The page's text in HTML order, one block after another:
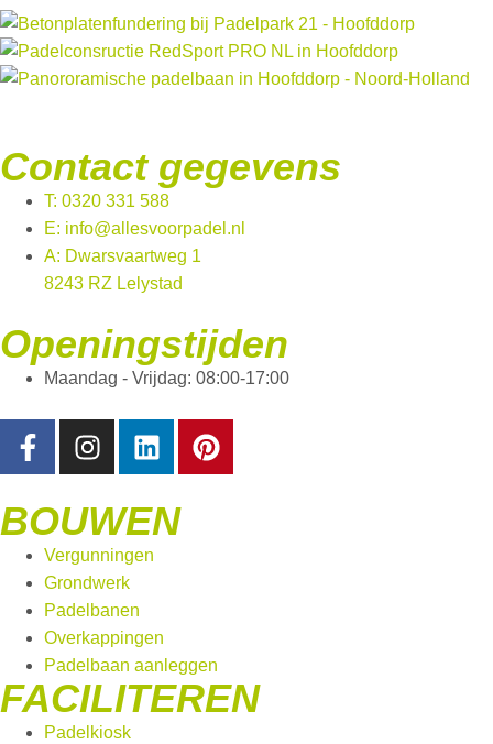
Contact gegevens
T: 0320 331 588
E: info@allesvoorpadel.nl
A: Dwarsvaartweg 1
8243 RZ Lelystad
Openingstijden
Maandag - Vrijdag: 08:00-17:00
BOUWEN
Vergunningen
Grondwerk
Padelbanen
Overkappingen
Padelbaan aanleggen
FACILITEREN
Padelkiosk